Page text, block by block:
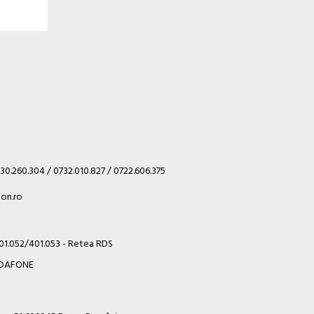
/ 0732.010.827 / 0722.606.375
401.053 - Retea RDS